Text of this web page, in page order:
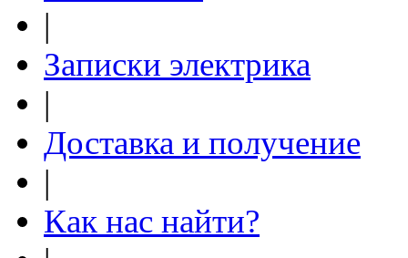
|
Записки электрика
|
Доставка и получение
|
Как нас найти?